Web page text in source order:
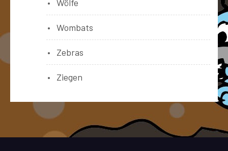
Wölfe
Wombats
Zebras
Ziegen